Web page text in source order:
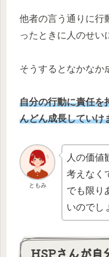
他者の言う通りに行
ったときに人のせい
そうするとなかなか
自分の行動に責任を
んどん成長していけ
ともみ
人の価値
考えなく
でも限り
いのでし
HSPさんが自